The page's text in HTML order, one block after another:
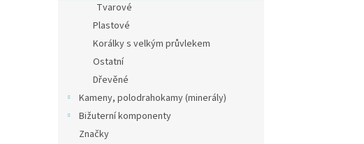
Tvarové
Plastové
Korálky s velkým průvlekem
Ostatní
Dřevěné
Kameny, polodrahokamy (minerály)
Bižuterní komponenty
Značky